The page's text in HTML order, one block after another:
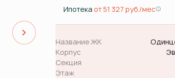
Ипотека от 51 327 руб./мес
Название ЖК
Корпус
Секция
Этаж